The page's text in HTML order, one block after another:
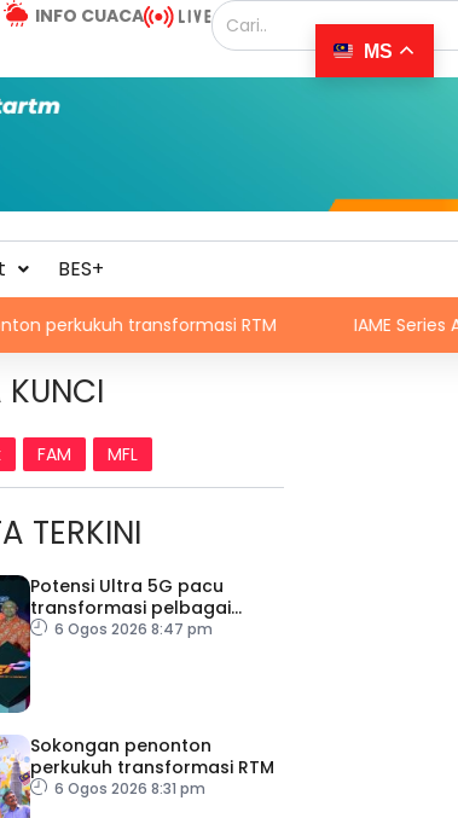
INFO CUACA
BES+
RTM IAME Series Asia 2026:
KUNCI
FAM MFL
TERKINI
Potensi Ultra 5G pacu
transformasi pelbagai
sektor utama
6 Ogos 2026 8:47 pm
Sokongan penonton
perkukuh transformasi RTM
6 Ogos 2026 8:31 pm
MS